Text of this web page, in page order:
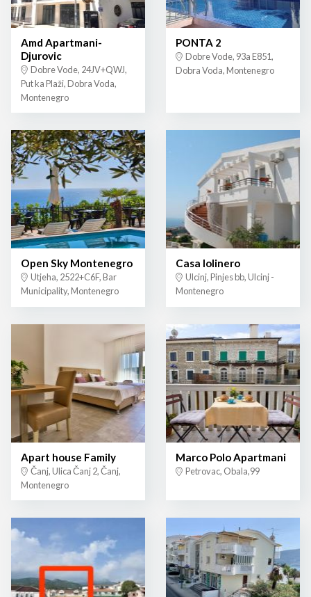
Amd Apartmani-
Djurovic
Dobre Vode, 24JV+QWJ,
Put ka Plaži, Dobra Voda,
Montenegro
PONTA 2
Dobre Vode, 93a E851,
Dobra Voda, Montenegro
Open Sky Montenegro
Utjeha, 2522+C6F, Bar
Municipality, Montenegro
Casa lolinero
Ulcinj, Pinjes bb, Ulcinj -
Montenegro
Apart house Family
Čanj, Ulica Čanj 2, Čanj,
Montenegro
Marco Polo Apartmani
Petrovac, Obala,99